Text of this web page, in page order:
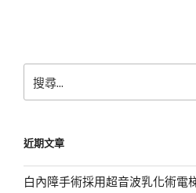
尋
字:
近期文章
白內障手術採用超音波乳化術電